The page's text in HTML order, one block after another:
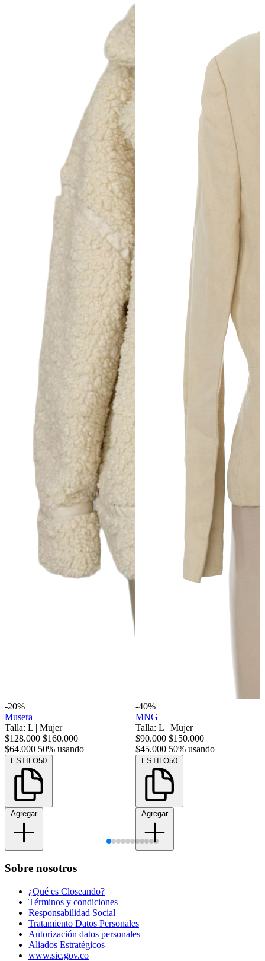
-20%
Musera
Talla: L | Mujer
$128.000 $160.000
$64.000 50% usando
ESTILO50
Agregar
-40%
MNG
Talla: L | Mujer
$90.000 $150.000
$45.000 50% usando
ESTILO50
Agregar
Sobre nosotros
¿Qué es Closeando?
Términos y condiciones
Responsabilidad Social
Tratamiento Datos Personales
Autorización datos personales
Aliados Estratégicos
www.sic.gov.co